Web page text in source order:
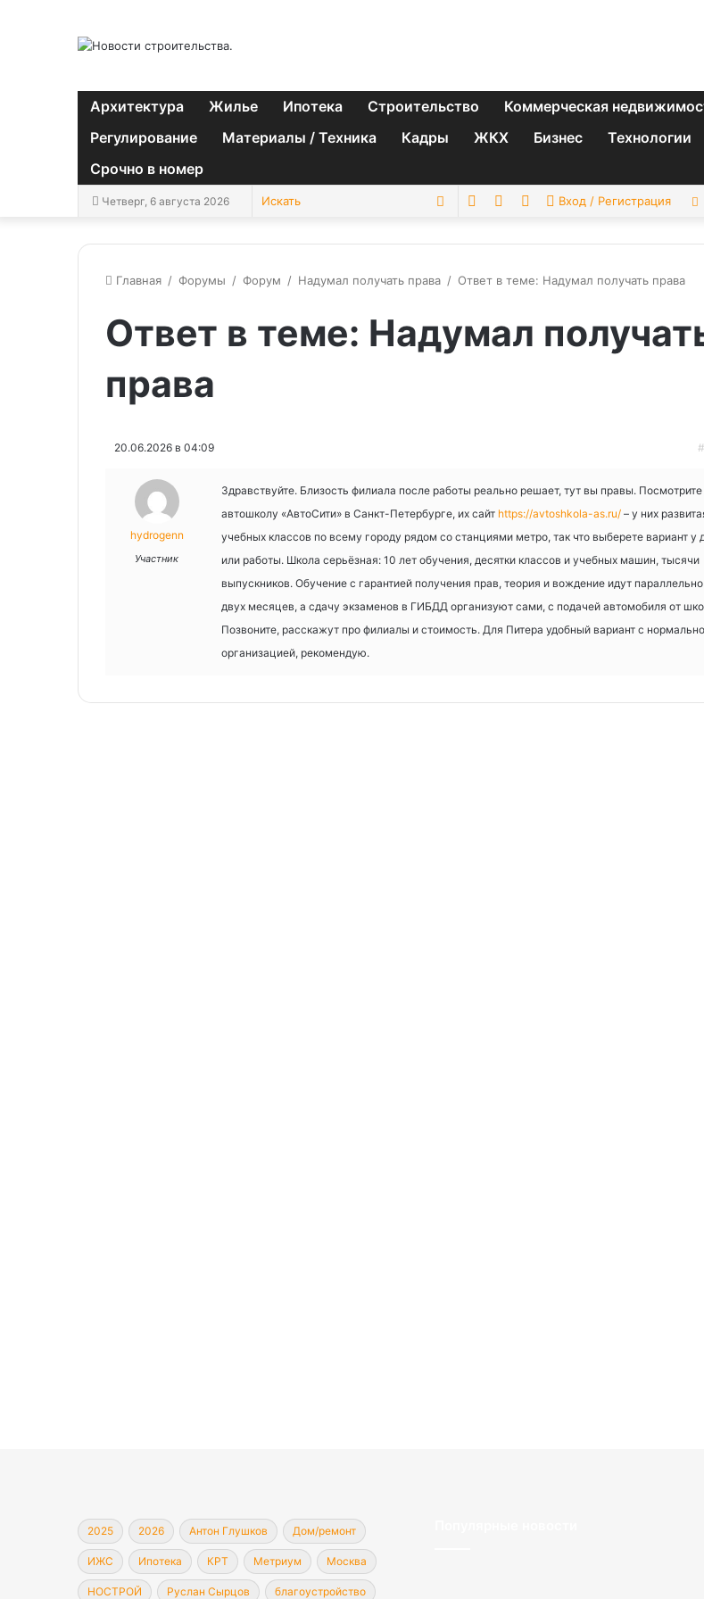
Архитектура Жилье Ипотека Строительство Коммерческая
Регулирование
Материалы / Техника Кадры ЖКХ Бизнес Технологии
Срочно в номер
Четверг, 6 августа 2026 Искать SwitchSidebarСлучайная
Вход / Регистрация
Главная / Форумы / Форум / Надумал получать права / Ответ в теме: Надумал получать права
Ответ в теме: Надумал
права
20.06.2026 в 04:09
hydrogenn
Участник
Здравствуйте. Близость филиала после работы реально решает, тут вы правы. Посмотрите
автошколу «АвтоСити» в Санкт-Петербурге, их сайт https://avtoshkola-as.ru/ – у них
учебных классов по всему городу рядом со станциями метро, так что выберете вариант у
или работы. Школа серьёзная: 10 лет обучения, десятки классов и учебных машин, тысячи
выпускников. Обучение с гарантией получения прав, теория и вождение идут
двух месяцев, а сдачу экзаменов в ГИБДД организуют сами, с подачей автомобиля от
Позвоните, расскажут про филиалы и стоимость. Для Питера удобный вариант с
организацией, рекомендую.
2025 2026 Антон Глушков Дом/ремонт
ИЖС Ипотека КРТ Метриум Москва
НОСТРОЙ Руслан Сырцов благоустройство